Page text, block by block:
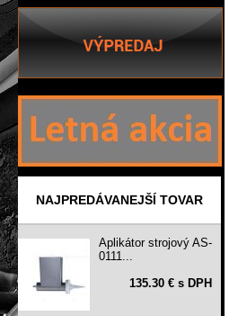
NAJPREDÁVANEJŠÍ TOVAR
Aplikátor strojový AS-
0111...
135.30 € s DPH